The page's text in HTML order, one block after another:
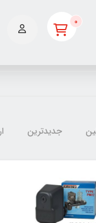
0
جدیدترین